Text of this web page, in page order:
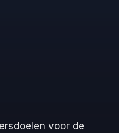
voor de